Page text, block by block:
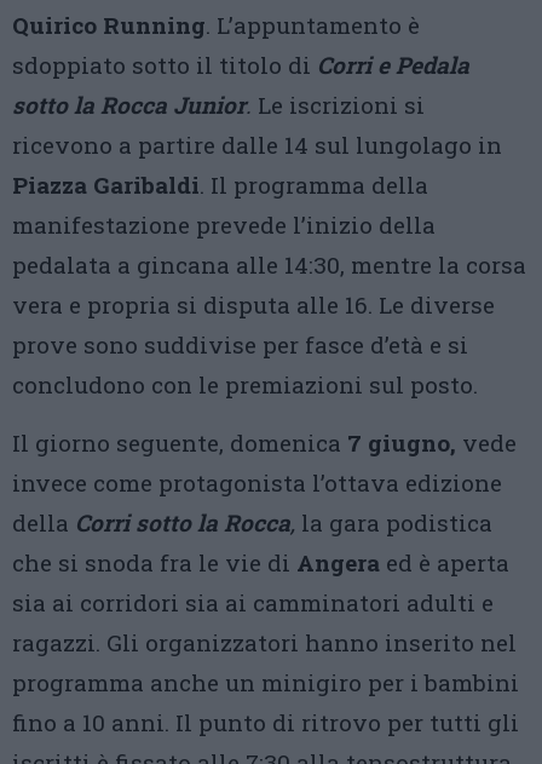
Quirico Running. L’appuntamento è
sdoppiato sotto il titolo di Corri e Pedala
sotto la Rocca Junior. Le iscrizioni si
ricevono a partire dalle 14 sul lungolago in
Piazza Garibaldi. Il programma della
manifestazione prevede l’inizio della
pedalata a gincana alle 14:30, mentre la corsa
vera e propria si disputa alle 16. Le diverse
prove sono suddivise per fasce d’età e si
concludono con le premiazioni sul posto.
Il giorno seguente, domenica 7 giugno, vede
invece come protagonista l’ottava edizione
della Corri sotto la Rocca, la gara podistica
che si snoda fra le vie di Angera ed è aperta
sia ai corridori sia ai camminatori adulti e
ragazzi. Gli organizzatori hanno inserito nel
programma anche un minigiro per i bambini
fino a 10 anni. Il punto di ritrovo per tutti gli